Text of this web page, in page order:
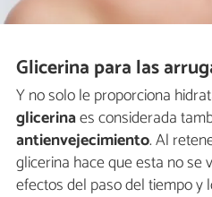
Glicerina para las
Y no solo le proporciona
glicerinaes considerada
antienvejecimiento. Al
glicerina hace que esta no se
efectos del paso del tiempo y